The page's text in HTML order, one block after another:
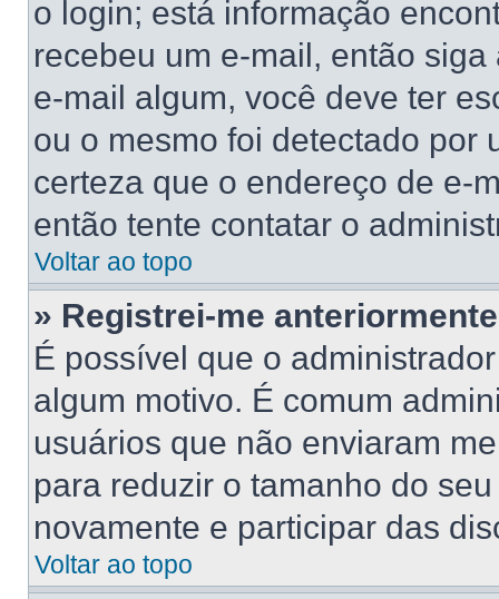
o login; está informação
recebeu um e-mail, então
e-mail algum, você deve ter
ou o mesmo foi detectado por
certeza que o endereço de e-
então tente contatar o
Voltar ao topo
» Registrei-me
É possível que o
algum motivo. É comum
usuários que não enviaram
para reduzir o tamanho do
novamente e participar das
Voltar ao topo